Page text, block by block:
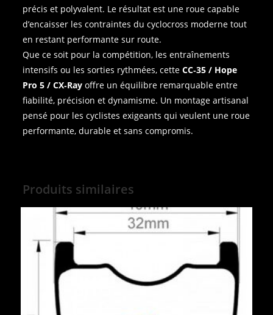
précis et polyvalent. Le résultat est une roue capable
d’encaisser les contraintes du cyclocross moderne tout
en restant performante sur route.
Que ce soit pour la compétition, les entraînements
intensifs ou les sorties rythmées, cetteCC‑35 / Hope
Pro 5 / CX‑Ray offre un équilibre remarquable entre
fiabilité, précision et dynamisme. Un montage artisanal
pensé pour les cyclistes exigeants qui veulent une roue
performante, durable et sans compromis.
Produits similaires